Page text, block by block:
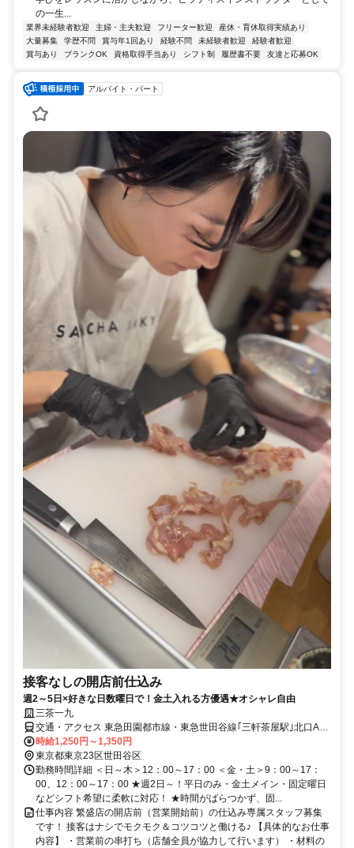
の一生...
業界未経験者歓迎 主婦・主夫歓迎 フリーター歓迎
産休・育休取得実績あり
大量募集
学歴不問 賞与年1回あり 経験不問 未経験者歓迎
経験者歓迎
賞与あり
ブランクOK 資格取得手当あり シフト制 履歴書不要 友達と応募OK
アルバイト・パート
接客なしの開店前仕込み
週2～5日×好きな日数曜日で！金土入れる方優遇★オシャレ自由
三茶一九
交通・アクセス 東急田園都市線・東急世田谷線｢三軒茶屋駅｣北口A出
口から徒歩10秒
時給1,250円～1,350円
東京都東京23区世田谷区
勤務時間詳細 ＜日～木＞12：00～17：00 ＜金・土＞9：00～17：
00、12：00～17：00 ★週2日～！平日のみ・金土メイン・固定曜日
などシフト希望に柔軟に対応！ ★時間がばらつかず、固...
仕事内容 繁盛店の開店前（営業開始前）の仕込み専属スタッフ募集
です！ 接客はナシでモクモク＆コツコツと働ける♪ 【具体的なお仕事
内容】 ・営業前の串打ち（店舗全員が協力して行います） ・材料の